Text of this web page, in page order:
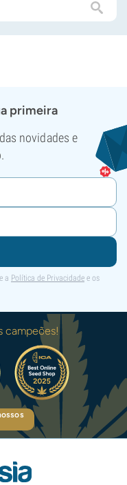
primeira
novidades e
a Política de Privacidade e os
campeões!